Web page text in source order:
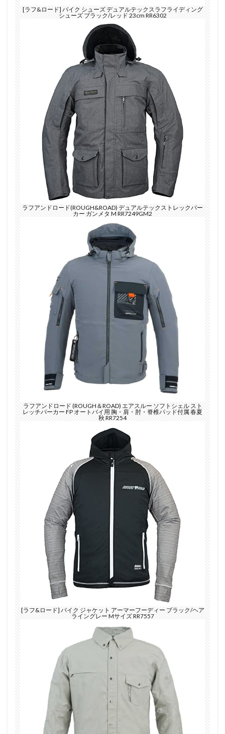
[ラフ&ロード] バイク シューズ デュアルテックスラフライディング
シューズ ブラック/レッド 23cm RR6302
ラフアンドロード(ROUGH&ROAD) デュアルテックストレックパー
カー ガンメタ M RR7249GM2
ラフアンドロード (ROUGH＆ROAD) エアスルー ソフトシェル スト
レッチパーカー FP オートバイ用 胸・肩・肘・脊椎パッド付属 春夏
秋 RR7254
[ラフ&ロード] バイク ジャケット アーマーフーディー ブラック/ヘア
ライングレー Mサイズ RR7557